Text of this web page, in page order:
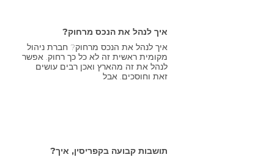
איך לנהל את הנכס מרחוק?
איך לנהל את הנכס מרחוק? חברת ניהול
מקומית ראשית זה לא כל כך רחוק. אפשר
לנהל את זה מהארץ ואכן רבים עושים
זאת וחוסכים. אבל
תושבות קבועה בקפריסין, איך?